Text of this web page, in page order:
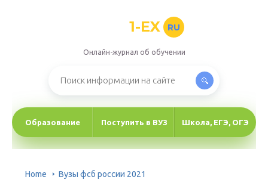
1-EX RU
Онлайн-журнал об обучении
Образование Поступить в ВУЗ Школа, ЕГЭ, ОГЭ
Home Вузы фсб россии 2021